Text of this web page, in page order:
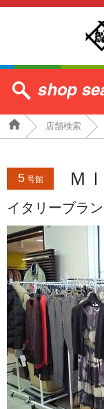
店舗検索
5号館 Ｍ
イタリーブラ